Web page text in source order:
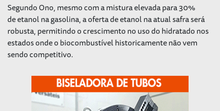
Segundo Ono, mesmo com a mistura elevada para 30%
de etanol na gasolina, a oferta de etanol na atual safra será
robusta, permitindo o crescimento no uso do hidratado nos
estados onde o biocombustível historicamente não vem
sendo competitivo.